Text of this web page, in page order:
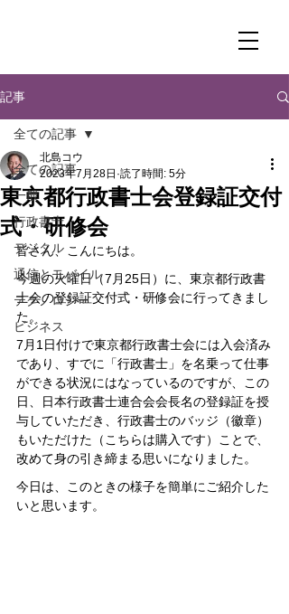
記事
全ての記事
一般
行政書士
デジタル
通信とモバイル
テクノロジー
ビジネス
全ての記事
東京都行政書士会登録証交付
式・研修会
北島コウ
2023年7月28日 読了時間: 5分
皆さん、こんにちは。
今週の火曜日（7月25日）に、東京都行政書
士会の登録証交付式・研修会に行ってきまし
た。
7月1日付けで東京都行政書士会には入会済み
であり、すでに「行政書士」を名乗って仕事
ができる状況にはなっているのですが、この
日、日本行政書士連合会会長名の登録証を授
与していただき、行政書士のバッジ（徽章）
もいただけた（こちらは購入です）ことで、
改めて身の引き締まる思いになりました。
今日は、このときの様子を簡単にご紹介した
いと思います。